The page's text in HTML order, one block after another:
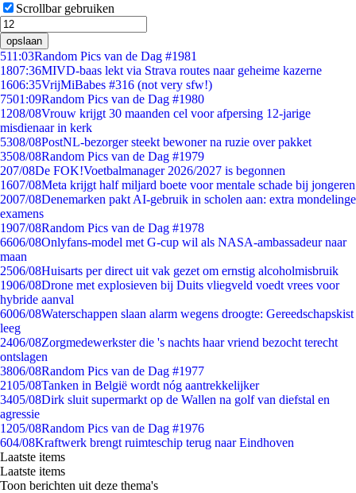
Scrollbar gebruiken
opslaan
511:03Random Pics van de Dag #1981
1807:36MIVD-baas lekt via Strava routes naar geheime kazerne
1606:35VrijMiBabes #316 (not very sfw!)
7501:09Random Pics van de Dag #1980
1208/08Vrouw krijgt 30 maanden cel voor afpersing 12-jarige
misdienaar in kerk
5308/08PostNL-bezorger steekt bewoner na ruzie over pakket
3508/08Random Pics van de Dag #1979
207/08De FOK!Voetbalmanager 2026/2027 is begonnen
1607/08Meta krijgt half miljard boete voor mentale schade bij jongeren
2007/08Denemarken pakt AI-gebruik in scholen aan: extra mondelinge
examens
1907/08Random Pics van de Dag #1978
6606/08Onlyfans-model met G-cup wil als NASA-ambassadeur naar
maan
2506/08Huisarts per direct uit vak gezet om ernstig alcoholmisbruik
1906/08Drone met explosieven bij Duits vliegveld voedt vrees voor
hybride aanval
6006/08Waterschappen slaan alarm wegens droogte: Gereedschapskist
leeg
2406/08Zorgmedewerkster die 's nachts haar vriend bezocht terecht
ontslagen
3806/08Random Pics van de Dag #1977
2105/08Tanken in België wordt nóg aantrekkelijker
3405/08Dirk sluit supermarkt op de Wallen na golf van diefstal en
agressie
1205/08Random Pics van de Dag #1976
604/08Kraftwerk brengt ruimteschip terug naar Eindhoven
Laatste items
Laatste items
Toon berichten uit deze thema's